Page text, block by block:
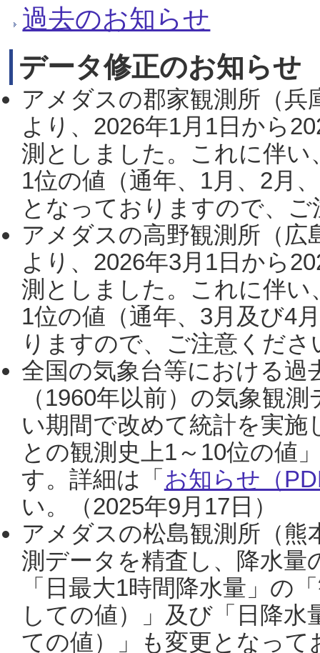
過去のお知らせ
データ修正のお知らせ
アメダスの郡家観測所（
より、2026年1月1日から
測としました。これに伴い
1位の値（通年、1月、2月
となっておりますので、
アメダスの高野観測所（
より、2026年3月1日から
測としました。これに伴い
1位の値（通年、3月及び4
りますので、ご注意くだ
全国の気象台等における過
（1960年以前）の気象観
い期間で改めて統計を実
との観測史上1～10位の値
す。詳細は「 お知らせ（
い。（2025年9月17日）
アメダスの松島観測所（熊
測データを精査し、降水
「日最大1時間降水量」の
しての値）」及び「日降
ての値）」も変更となっ